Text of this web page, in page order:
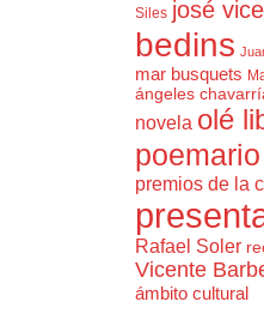
Siles josé
bedins
mar busquets
ángeles
novela olé
poemario
premios de la
Rafael Soler
Vicente
ámbito cultural